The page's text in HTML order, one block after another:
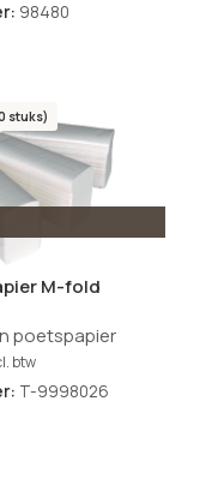
98480
stuks)
M-fold
poetspapier
btw
T-9998026